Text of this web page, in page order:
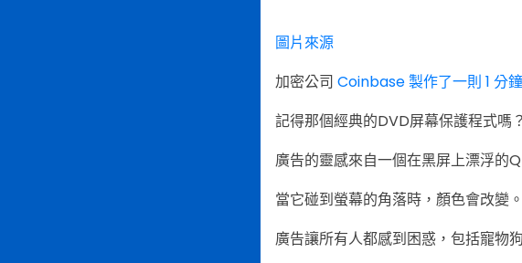
圖片來源
加密公司 Coinbase 製作了一則 1 分
記得那個經典的DVD屏幕保護程式嗎？
廣告的靈感來自一個在黑屏上漂浮的
當它碰到螢幕的角落時，顏色會改變。
廣告讓所有人都感到困惑，包括寵物